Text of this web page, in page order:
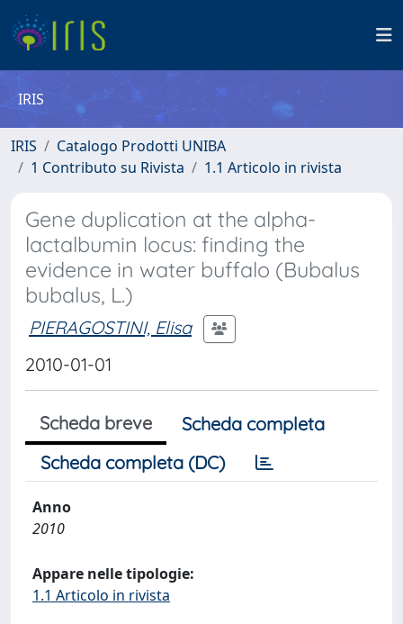
IRIS
IRIS
Catalogo Prodotti UNIBA
1 Contributo su Rivista
1.1 Articolo in rivista
Gene duplication at the alpha-
lactalbumin locus: finding the
evidence in water buffalo (Bubalus
bubalus, L.)
PIERAGOSTINI, Elisa
2010-01-01
Scheda breve
Scheda completa
Scheda completa (DC)
Anno
2010
Appare nelle tipologie:
1.1 Articolo in rivista